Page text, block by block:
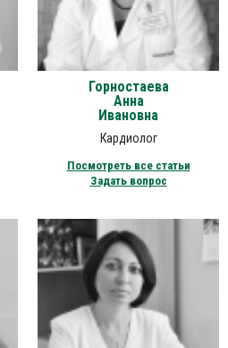
Горностаева
Анна
Ивановна
Кардиолог
Посмотреть все статьи
Задать вопрос